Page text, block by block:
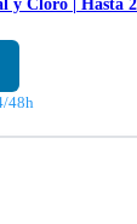
Cloro | Hasta
48h